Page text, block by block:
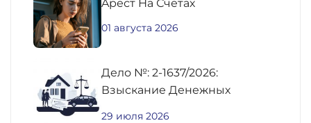
Aрест На Счетах
01 августа 2026
Дело №: 2-1637/2026:
Взыскание Денежных
29 июля 2026